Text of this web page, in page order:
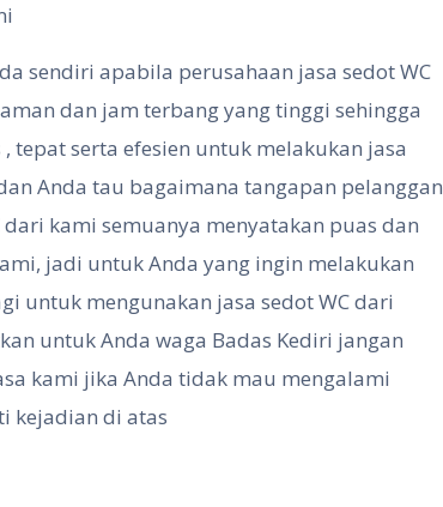
sendiri apabila perusahaan jasa sedot WC
dan jam terbang yang tinggi sehingga
tepat serta efesien untuk melakukan jasa
Anda tau bagaimana tangapan pelanggan
kami semuanya menyatakan puas dan
jadi untuk Anda yang ingin melakukan
untuk mengunakan jasa sedot WC dari
untuk Anda waga Badas Kediri jangan
kami jika Anda tidak mau mengalami
kejadian di atas